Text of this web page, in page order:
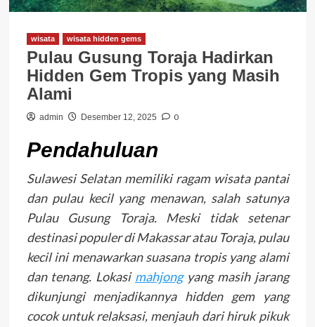
wisata wisata hidden gems
Pulau Gusung Toraja Hadirkan
Hidden Gem Tropis yang Masih
Alami
admin Desember 12, 2025 0
Pendahuluan
Sulawesi Selatan memiliki ragam wisata pantai
dan pulau kecil yang menawan, salah satunya
Pulau Gusung Toraja. Meski tidak setenar
destinasi populer di Makassar atau Toraja, pulau
kecil ini menawarkan suasana tropis yang alami
dan tenang. Lokasi mahjongyang masih jarang
dikunjungi menjadikannya hidden gem yang
cocok untuk relaksasi, menjauh dari hiruk pikuk